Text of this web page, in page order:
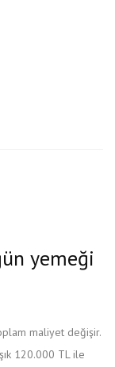
yemeği
maliyet değişir.
120.000 TL ile